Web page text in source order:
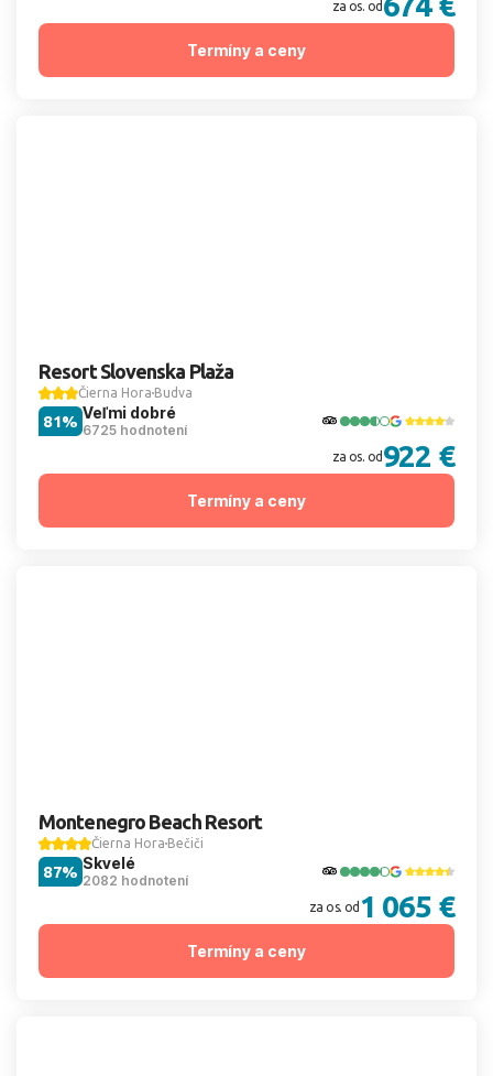
za os. od
Termíny a ceny
Resort Slovenska Plaža
Čierna Hora Budva
Veľmi dobré
6725 hodnotení
81%
za os. od 922 €
Termíny a ceny
Montenegro Beach Resort
Čierna Hora Bečiči
Skvelé
2082 hodnotení
87%
za os. od 1 065 €
Termíny a ceny